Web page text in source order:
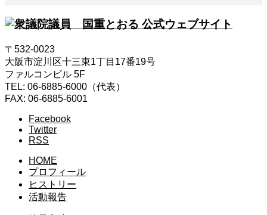
〒532-0023
大阪市淀川区十三東1丁目17番19号
ファルコンビル 5F
TEL: 06-6885-6000（代表）
FAX: 06-6885-6001
Facebook
Twitter
RSS
HOME
プロフィール
ヒストリー
活動報告